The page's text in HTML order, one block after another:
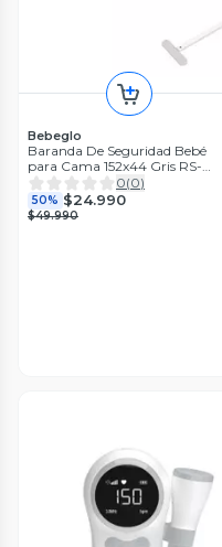
Bebeglo
Baranda De Seguridad Bebé
para Cama 152x44 Gris RS-
80020-3
0(0)
50% $24.990
$49.990